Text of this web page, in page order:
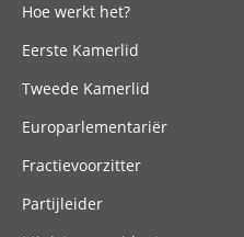
Hoe werkt het?
Eerste Kamerlid
Tweede Kamerlid
Europarlementariër
Fractievoorzitter
Partijleider